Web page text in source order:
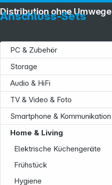
Anschluss-Sets
PC & Zubehör
Storage
Audio & HiFi
TV & Video & Foto
Smartphone & Kommunikation
Home & Living
Elektrische Küchengeräte
Frühstück
Hygiene
Distribution ohne Umwege
Service